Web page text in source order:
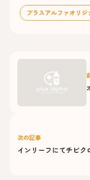
次の記事
インリーフにてチビク